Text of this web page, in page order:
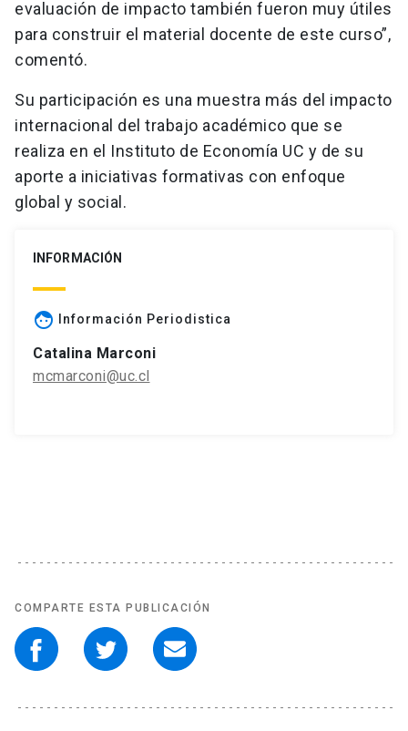
evaluación de impacto también fueron muy útiles
para construir el material docente de este curso”,
comentó.
Su participación es una muestra más del impacto
internacional del trabajo académico que se
realiza en el Instituto de Economía UC y de su
aporte a iniciativas formativas con enfoque
global y social.
INFORMACIÓN
face Información Periodistica
Catalina Marconi
mcmarconi@uc.cl
COMPARTE ESTA PUBLICACIÓN